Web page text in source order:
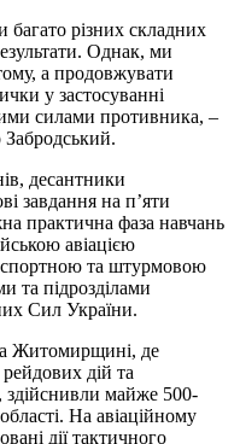
різних складних
Однак, ми
а продовжувати
у застосуванні
силами противника, –
десантники
завдання на п’яти
практична фаза навчань
авіацією
та штурмовою
та підрозділами
Сил України.
Житомирщині, де
дій та
здійснивли майже 500-
На авіаційному
дії тактичного